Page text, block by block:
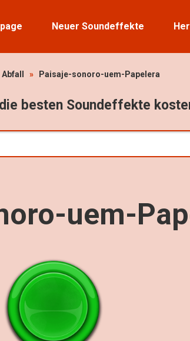
Neuer Soundeffekte
Abfall » Paisaje-sonoro-uem-Papelera
besten Soundeffekte
uem-